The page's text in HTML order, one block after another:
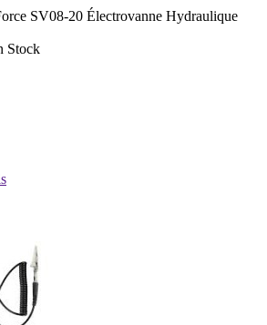
SV08-20 Électrovanne Hydraulique
Stock